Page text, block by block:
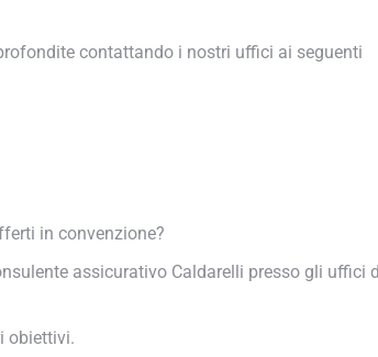
contattando i nostri uffici ai seguenti
in convenzione?
assicurativo Caldarelli presso gli uffici di